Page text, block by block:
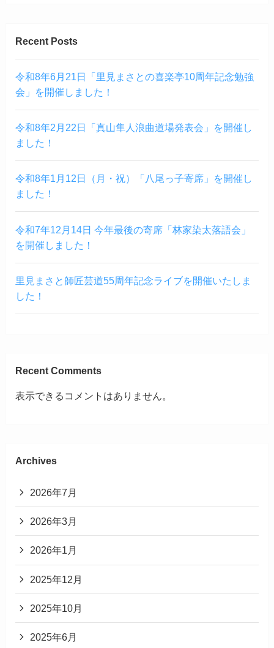
Recent Posts
令和8年6月21日「里見まさとの喜楽亭10周年記念勉強
会」を開催しました！
令和8年2月22日「真山隼人浪曲道場発表会」を開催し
ました！
令和8年1月12日（月・祝）「八尾っ子寄席」を開催し
ました！
令和7年12月14日 今年最後の寄席「林家染太落語会」
を開催しました！
里見まさと師匠芸道55周年記念ライブを開催いたしま
した！
Recent Comments
表示できるコメントはありません。
Archives
2026年7月
2026年3月
2026年1月
2025年12月
2025年10月
2025年6月